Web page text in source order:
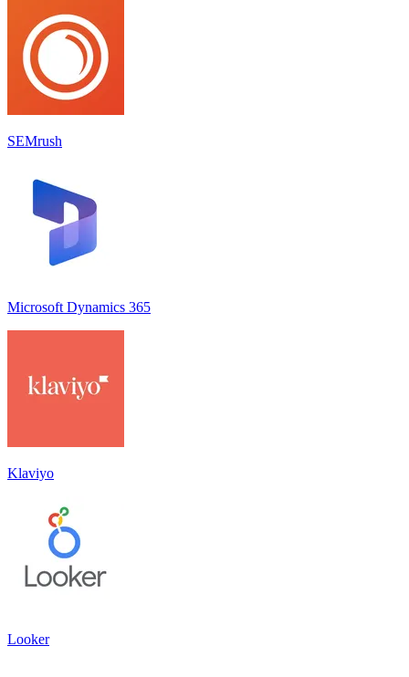
SEMrush
Microsoft Dynamics 365
Klaviyo
Looker